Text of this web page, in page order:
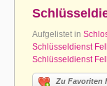
Aufgelistet in
Schlüsseldienst
Schlüsseldienst
Zu Favoriten